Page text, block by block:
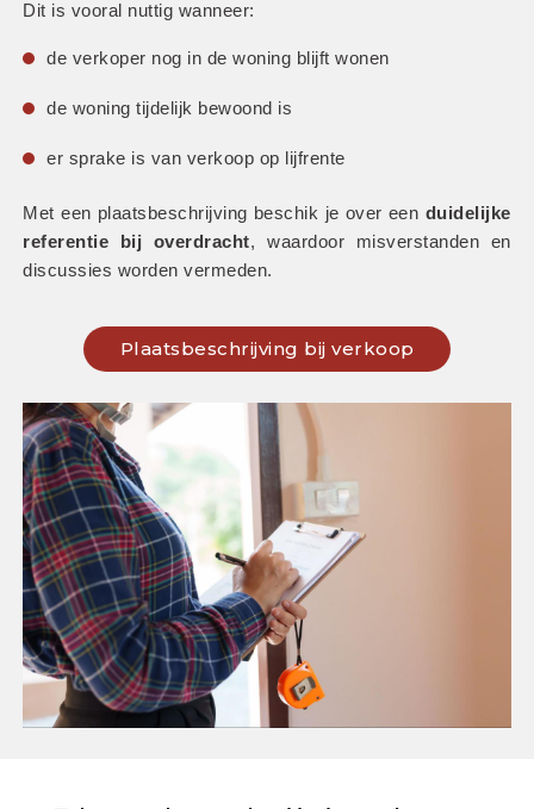
Dit is vooral nuttig wanneer:
de verkoper nog in de woning blijft wonen
de woning tijdelijk bewoond is
er sprake is van verkoop op lijfrente
Met een plaatsbeschrijving beschik je over een duidelijke
referentie bij overdracht, waardoor misverstanden en
discussies worden vermeden.
Plaatsbeschrijving bij verkoop